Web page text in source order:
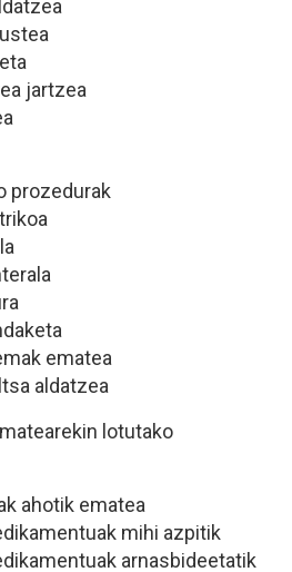
jartzea
prozedurak
ematea
aldatzea
lotutako
ahotik ematea
mihi azpitik
arnasbideetatik